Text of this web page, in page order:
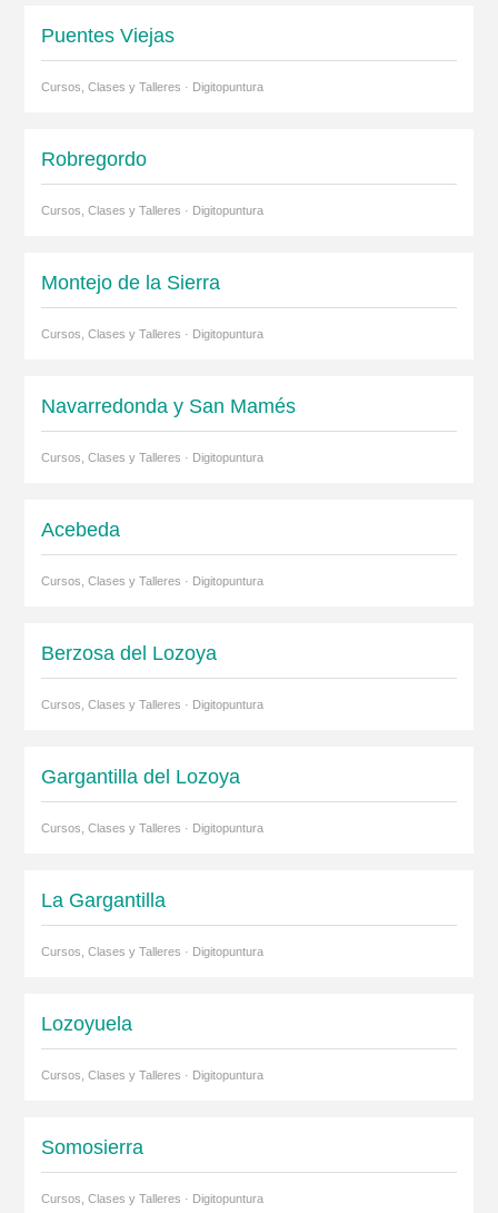
Puentes Viejas
Cursos, Clases y Talleres · Digitopuntura
Robregordo
Cursos, Clases y Talleres · Digitopuntura
Montejo de la Sierra
Cursos, Clases y Talleres · Digitopuntura
Navarredonda y San Mamés
Cursos, Clases y Talleres · Digitopuntura
Acebeda
Cursos, Clases y Talleres · Digitopuntura
Berzosa del Lozoya
Cursos, Clases y Talleres · Digitopuntura
Gargantilla del Lozoya
Cursos, Clases y Talleres · Digitopuntura
La Gargantilla
Cursos, Clases y Talleres · Digitopuntura
Lozoyuela
Cursos, Clases y Talleres · Digitopuntura
Somosierra
Cursos, Clases y Talleres · Digitopuntura